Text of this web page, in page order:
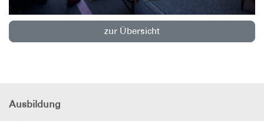
zur Übersicht
Ausbildung